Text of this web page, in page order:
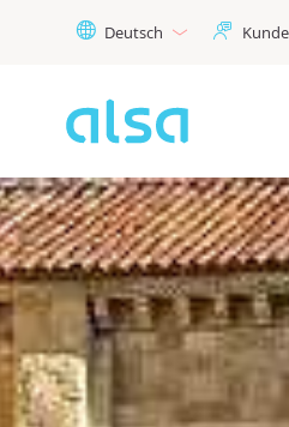
Zum Hauptinhalt springen
Deutsch